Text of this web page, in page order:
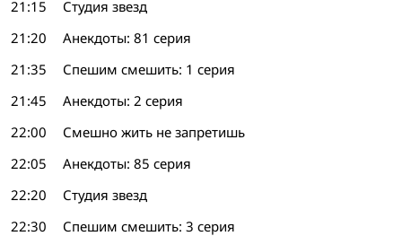
21:15
Студия звезд
21:20
Анекдоты: 81 серия
21:35
Спешим смешить: 1 серия
21:45
Анекдоты: 2 серия
22:00
Смешно жить не запретишь
22:05
Анекдоты: 85 серия
22:20
Студия звезд
22:30
Спешим смешить: 3 серия